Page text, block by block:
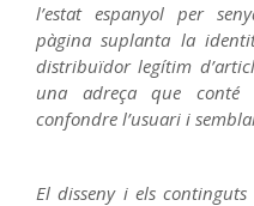
l’estat espanyol per
pàgina suplanta la
distribuïdor legítim
una adreça que conté
confondre l’usuari i
El disseny i els